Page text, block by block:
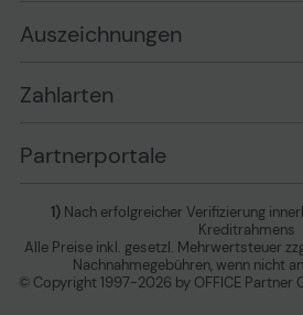
Zu den
Erklärung zur Barrierefreiheit
Auszeichnungen
Zahlarten
Partnerportale
1) Nach erfolgreicher Verifizierung
Kreditrahmens
Alle Preise inkl. gesetzl. Mehrwertsteuer
Nachnahmegebühren, wenn nicht
© Copyright 1997-2026 by OFFICE Partner